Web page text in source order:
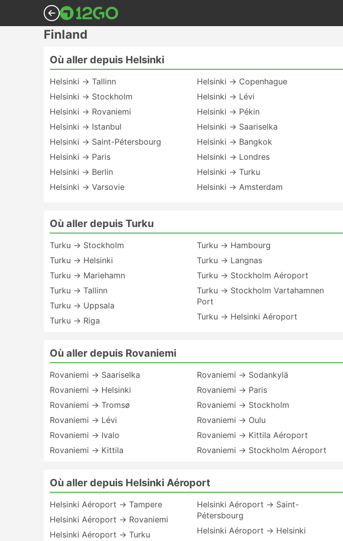
Finland
Où aller depuis Helsinki
Helsinki → Tallinn
Helsinki → Stockholm
Helsinki → Rovaniemi
Helsinki → Istanbul
Helsinki → Saint-Pétersbourg
Helsinki → Paris
Helsinki → Berlin
Helsinki → Varsovie
Helsinki → Copenhague
Helsinki → Lévi
Helsinki → Pékin
Helsinki → Saariselka
Helsinki → Bangkok
Helsinki → Londres
Helsinki → Turku
Helsinki → Amsterdam
Où aller depuis Turku
Turku → Stockholm
Turku → Helsinki
Turku → Mariehamn
Turku → Tallinn
Turku → Uppsala
Turku → Riga
Turku → Hambourg
Turku → Langnas
Turku → Stockholm Aéroport
Turku → Stockholm Vartahamnen
Port
Turku → Helsinki Aéroport
Où aller depuis Rovaniemi
Rovaniemi → Saariselka
Rovaniemi → Helsinki
Rovaniemi → Tromsø
Rovaniemi → Lévi
Rovaniemi → Ivalo
Rovaniemi → Kittila
Rovaniemi → Sodankylä
Rovaniemi → Paris
Rovaniemi → Stockholm
Rovaniemi → Oulu
Rovaniemi → Kittila Aéroport
Rovaniemi → Stockholm Aéroport
Où aller depuis Helsinki Aéroport
Helsinki Aéroport → Tampere
Helsinki Aéroport → Rovaniemi
Helsinki Aéroport → Turku
Helsinki Aéroport → Saint-
Pétersbourg
Helsinki Aéroport → Helsinki